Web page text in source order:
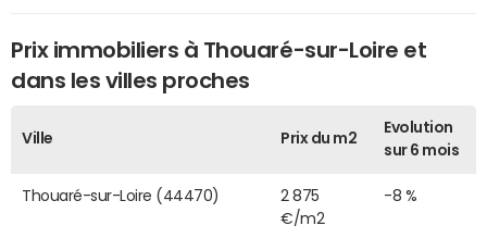
Prix immobiliers à Thouaré-sur-Loire et
dans les villes proches
Ville Prix du m2
Evolution
sur 6 mois
Thouaré-sur-Loire (44470)
2 875
€/m2
-8 %